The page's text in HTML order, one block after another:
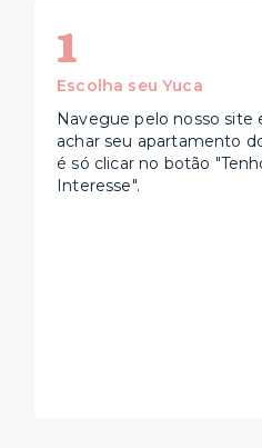
1
Escolha seu Yuca
Navegue pelo nosso site
achar seu apartamento
é só clicar no botão
Interesse".